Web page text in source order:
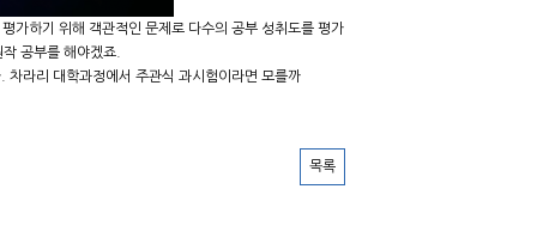
가하기 위해 객관적인 문제로 다수의 공부 성취도를 평가
공부를 해야겠죠.
차라리 대학과정에서 주관식 과시험이라면 모를까
목록